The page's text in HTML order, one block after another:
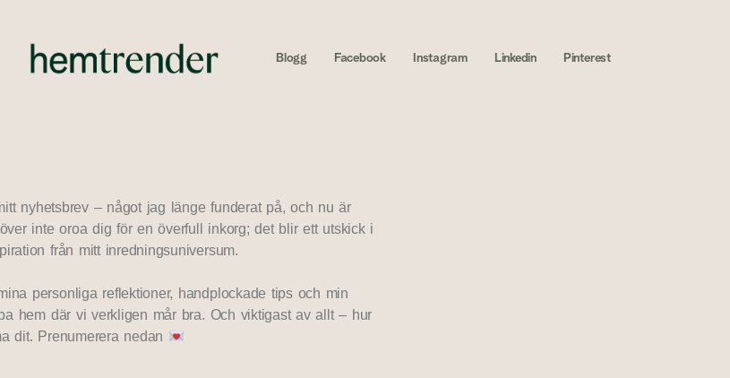
Blogg Facebook Instagram Linkedin Pinterest
nyhetsbrev – något jag länge funderat på, och nu är
inte oroa dig för en överfull inkorg; det blir ett utskick i
från mitt inredningsuniversum.
personliga reflektioner, handplockade tips och min
hem där vi verkligen mår bra. Och viktigast av allt – hur
dit. Prenumerera nedan